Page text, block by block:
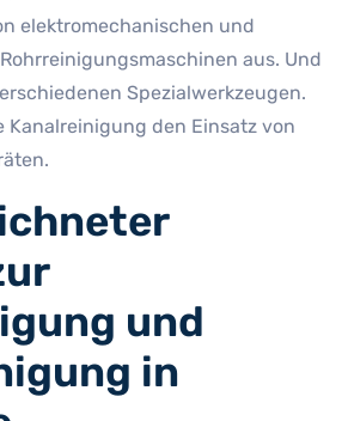
elektromechanischen und
aus. Und
Spezialwerkzeugen.
Kanalreinigung den Einsatz von
und
in